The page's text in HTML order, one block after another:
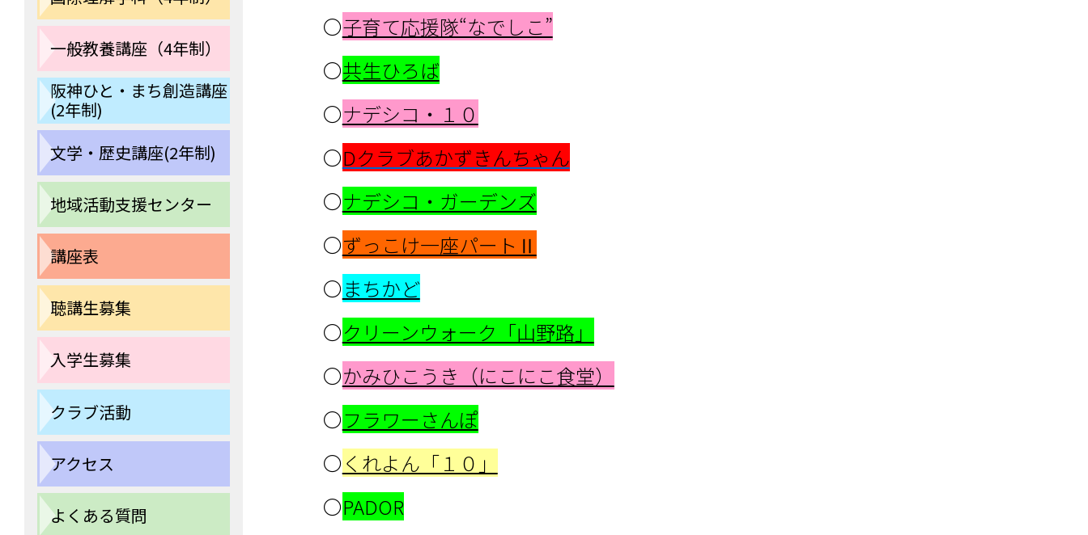
〇子育て応援隊“なでしこ”
〇共生ひろば
〇ナデシコ・１０
〇Dクラブあかずきんちゃん
〇ナデシコ・ガーデンズ
〇ずっこけ一座パートⅡ
〇まちかど
〇クリーンウォーク「山野路」
〇かみひこうき（にこにこ食堂）
〇フラワーさんぽ
〇くれよん「１０」
〇PADOR
一般教養講座（4年制）
阪神ひと・まち創造講座
(2年制)
文学・歴史講座(2年制)
地域活動支援センター
講座表
聴講生募集
入学生募集
クラブ活動
アクセス
よくある質問